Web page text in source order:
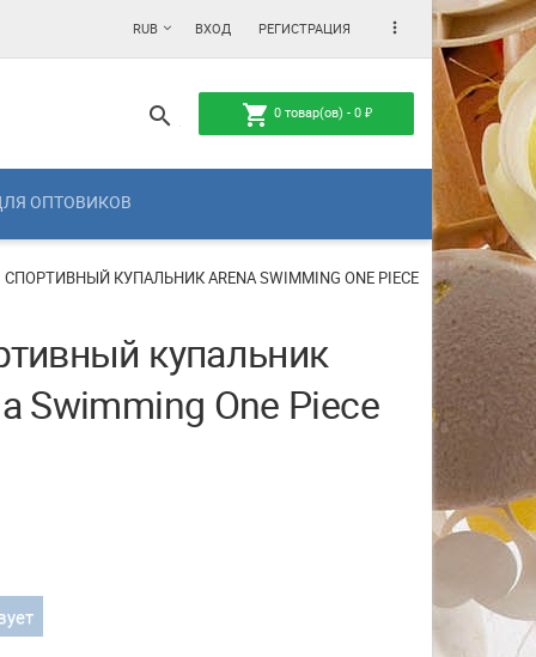
RUB ВХОД РЕГИСТРАЦИЯ more_vert
search shopping_cart 0товар(ов) - 0 ₽
ОПТОВИКОВ
СПОРТИВНЫЙ КУПАЛЬНИК ARENA SWIMMING ONE PIECE
купальник
Swimming One Piece